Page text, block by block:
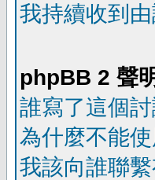
我持續收到
phpBB 2 聲
誰寫了這個
為什麼不能
我該向誰聯